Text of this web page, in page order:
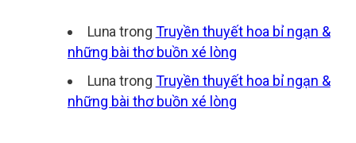
Luna trong Truyền thuyết hoa bỉ ngạn &
những bài thơ buồn xé lòng
Luna trong Truyền thuyết hoa bỉ ngạn &
những bài thơ buồn xé lòng